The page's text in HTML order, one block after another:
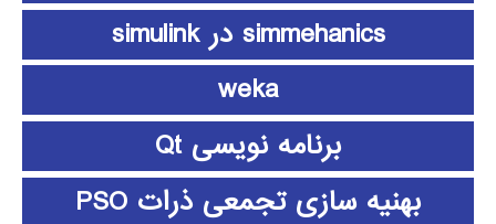
simmehanics در simulink
weka
برنامه نویسی Qt
بهنیه سازی تجمعی ذرات PSO